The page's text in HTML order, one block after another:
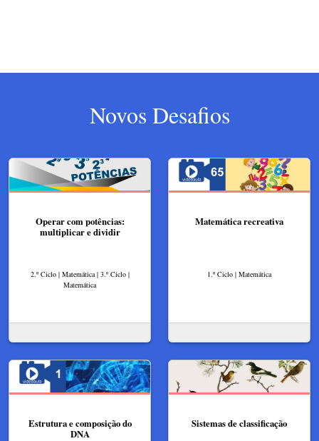
Novos Desafios
Operar com potências:
multiplicar e dividir
2.º Ciclo | Matemática | 3.º Ciclo |
Matemática
Matemática recreativa
1.º Ciclo | Matemática
Estrutura e composição do
DNA
Sistemas de classificação